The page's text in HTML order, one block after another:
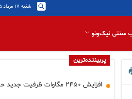
شنبه ۱۷ مرداد ۱۴۰۵
سنتی نیک‌ونو
پربیننده‌ترین
افزایش ۲۴۵۰ مگاوات ظرفیت جدید حرارتی به مدار تولید